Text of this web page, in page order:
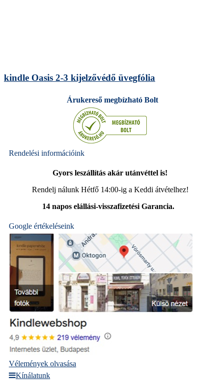
kindle Oasis 2-3 kijelzővédő üvegfólia
Árukereső megbízható Bolt
Rendelési információink
Gyors leszállítás akár utánvéttel is!
Rendelj nálunk Hétfő 14:00-ig a Keddi átvételhez!
14 napos elállási-visszafizetési Garancia.
Google értékeléseink
Vélemények olvasása
Kínálatunk